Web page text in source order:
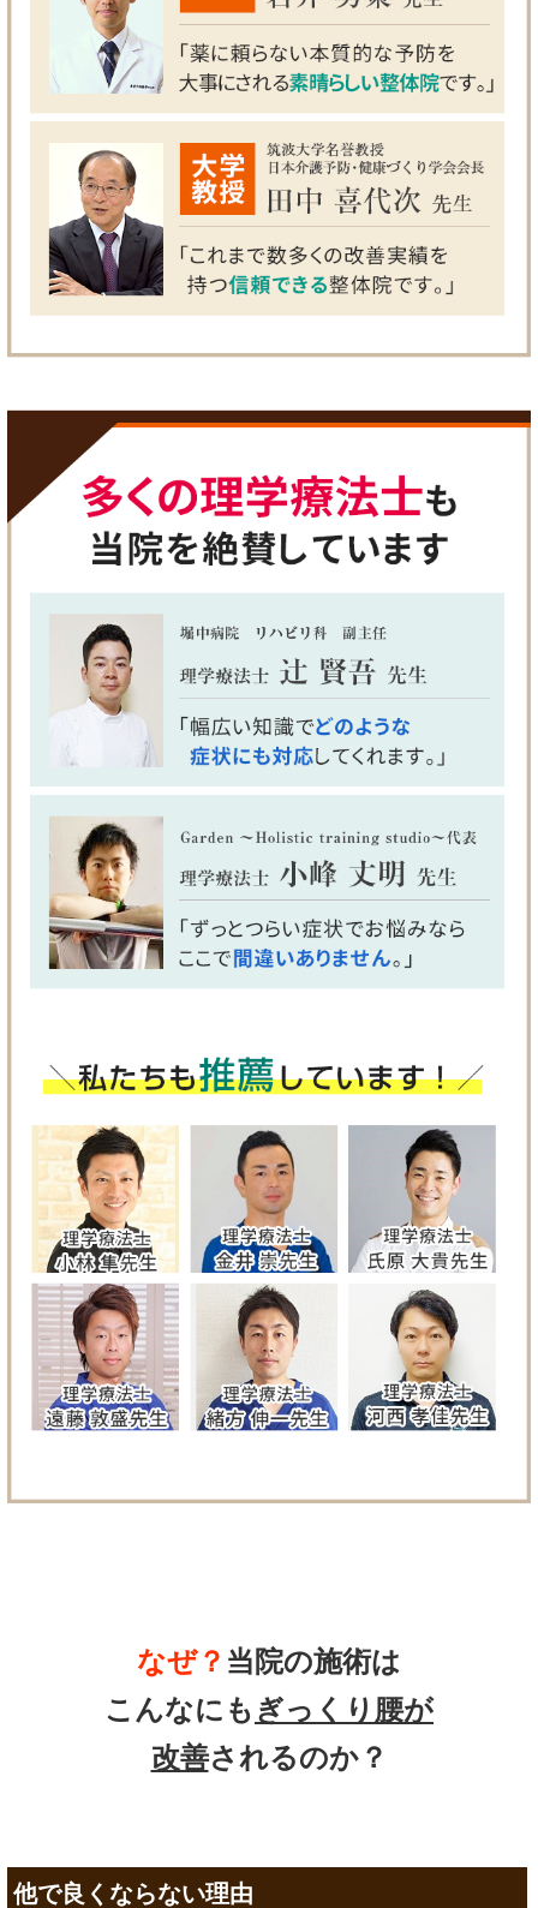
なぜ？ 当院の施術は
こんなにも ぎっくり腰が
改善されるのか？
他で良くならない理由